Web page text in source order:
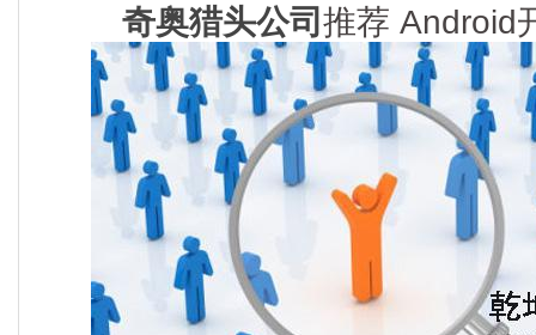
奇奥猎头公司推荐 Android